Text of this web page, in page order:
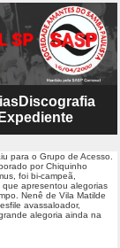
Discografia
Expediente
para o Grupo de Acesso.
por Chiquinho
foi bi-campeã,
apresentou alegorias
Nenê de Vila Matilde
avassaloador,
alegoria ainda na